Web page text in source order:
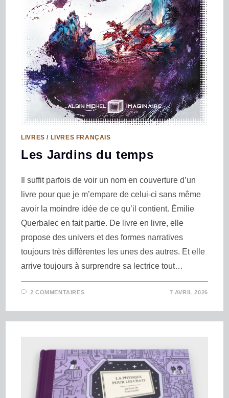
LIVRES / LIVRES FRANÇAIS
Les Jardins du temps
Il suffit parfois de voir un nom en couverture d’un
livre pour que je m’empare de celui-ci sans même
avoir la moindre idée de ce qu’il contient. Émilie
Querbalec en fait partie. De livre en livre, elle
propose des univers et des formes narratives
toujours très différentes les unes des autres. Et elle
arrive toujours à surprendre sa lectrice tout…
2 COMMENTAIRES 7 AVRIL 2026